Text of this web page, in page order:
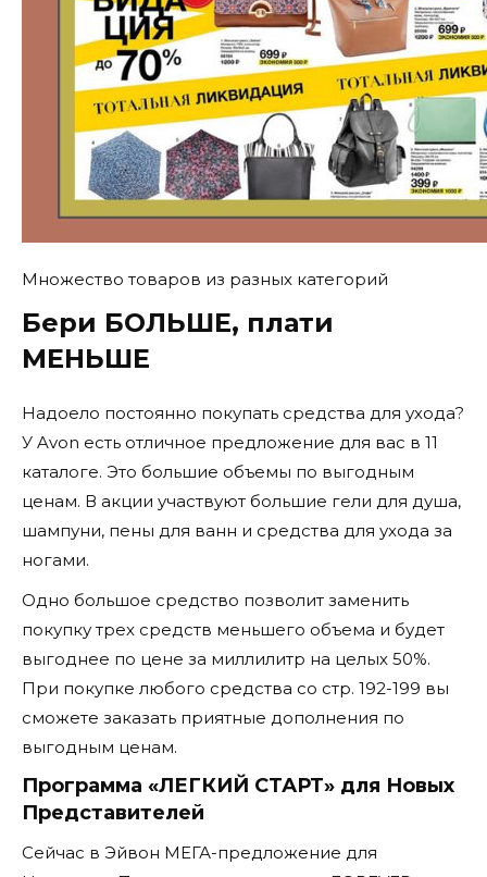
Множество товаров из разных категорий
Бери БОЛЬШЕ, плати
МЕНЬШЕ
Надоело постоянно покупать средства для ухода?
У Avon есть отличное предложение для вас в 11
каталоге. Это большие объемы по выгодным
ценам. В акции участвуют большие гели для душа,
шампуни, пены для ванн и средства для ухода за
ногами.
Одно большое средство позволит заменить
покупку трех средств меньшего объема и будет
выгоднее по цене за миллилитр на целых 50%.
При покупке любого средства со стр. 192-199 вы
сможете заказать приятные дополнения по
выгодным ценам.
Программа «ЛЕГКИЙ СТАРТ» для Новых
Представителей
Сейчас в Эйвон МЕГА-предложение для